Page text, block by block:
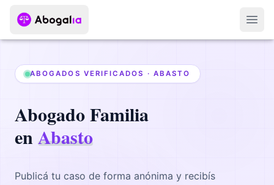
ABOGADOS VERIFICADOS · ABASTO
AbogadoFamilia
enAbasto
Publicá tu caso de forma anónima y recibís